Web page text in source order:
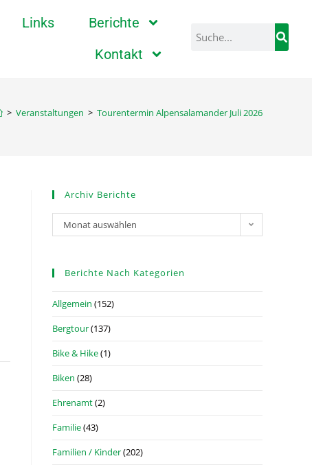
Links
Berichte
Kontakt
> Veranstaltungen > Tourentermin Alpensalamander Juli 2026
Archiv Berichte
Monat auswählen
Berichte Nach Kategorien
Allgemein (152)
Bergtour(137)
Bike & Hike(1)
Biken (28)
Ehrenamt(2)
Familie(43)
Familien / Kinder(202)